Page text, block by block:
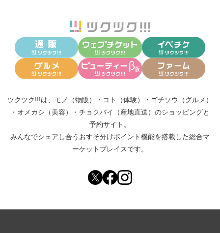
ツクツク!!!は、 モノ（物販） ・ コト（体験） ・ ゴチソウ（グルメ）
・ オメカシ（美容） ・ チョクバイ（産地直送） のショッピングと
予約サイト。
みんなでシェアし合う おすそ分けポイント機能を搭載した総合マ
ーケットプレイスです。